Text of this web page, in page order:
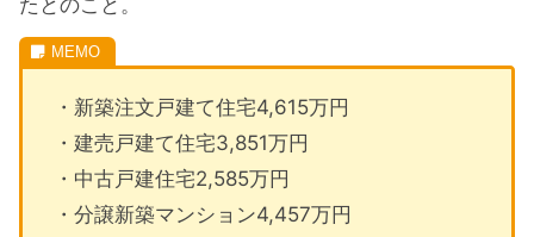
たとのこと。
・新築注文戸建て住宅4,615万円
・建売戸建て住宅3,851万円
・中古戸建住宅2,585万円
・分譲新築マンション4,457万円